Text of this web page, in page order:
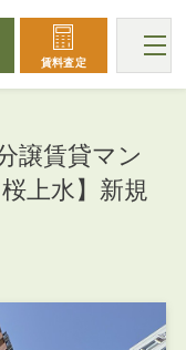
賃料査定
譲賃貸マン
上水】新規